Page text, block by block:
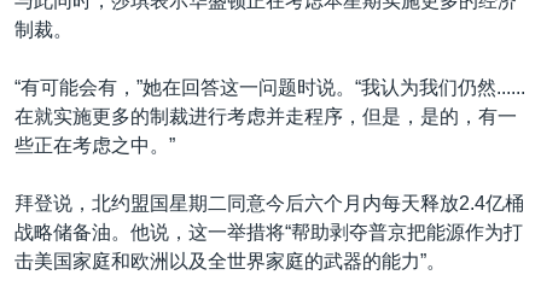
制裁。
“有可能会有，”她在回答这一问题时说。“我认为我们仍然......
在就实施更多的制裁进行考虑并走程序，但是，是的，有一
些正在考虑之中。”
拜登说，北约盟国星期二同意今后六个月内每天释放2.4亿桶
战略储备油。他说，这一举措将“帮助剥夺普京把能源作为打
击美国家庭和欧洲以及全世界家庭的武器的能力”。